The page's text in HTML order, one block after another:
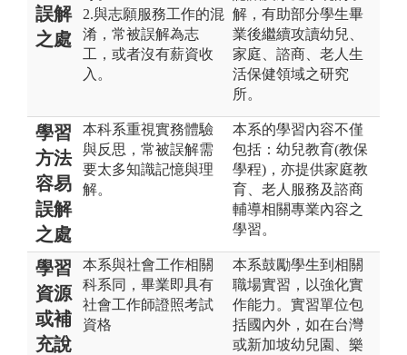
誤解
之處
2.與志願服務工作的混
淆，常被誤解為志
工，或者沒有薪資收
入。
解，有助部分學生畢
業後繼續攻讀幼兒、
家庭、諮商、老人生
活保健領域之研究
所。
學習
方法
容易
誤解
之處
本科系重視實務體驗
與反思，常被誤解需
要太多知識記憶與理
解。
本系的學習內容不僅
包括：幼兒教育(教保
學程)，亦提供家庭教
育、老人服務及諮商
輔導相關專業內容之
學習。
學習
資源
或補
充說
本系與社會工作相關
科系同，畢業即具有
社會工作師證照考試
資格
本系鼓勵學生到相關
職場實習，以強化實
作能力。實習單位包
括國內外，如在台灣
或新加坡幼兒園、樂